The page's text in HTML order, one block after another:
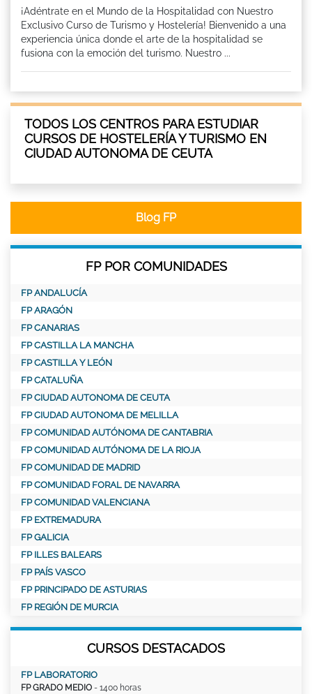
¡Adéntrate en el Mundo de la Hospitalidad con Nuestro
Exclusivo Curso de Turismo y Hostelería! Bienvenido a una
experiencia única donde el arte de la hospitalidad se
fusiona con la emoción del turismo. Nuestro ...
TODOS LOS CENTROS PARA ESTUDIAR
CURSOS DE HOSTELERÍA Y TURISMO EN
CIUDAD AUTONOMA DE CEUTA
Blog FP
FP POR COMUNIDADES
FP ANDALUCÍA
FP ARAGÓN
FP CANARIAS
FP CASTILLA LA MANCHA
FP CASTILLA Y LEÓN
FP CATALUÑA
FP CIUDAD AUTONOMA DE CEUTA
FP CIUDAD AUTONOMA DE MELILLA
FP COMUNIDAD AUTÓNOMA DE CANTABRIA
FP COMUNIDAD AUTÓNOMA DE LA RIOJA
FP COMUNIDAD DE MADRID
FP COMUNIDAD FORAL DE NAVARRA
FP COMUNIDAD VALENCIANA
FP EXTREMADURA
FP GALICIA
FP ILLES BALEARS
FP PAÍS VASCO
FP PRINCIPADO DE ASTURIAS
FP REGIÓN DE MURCIA
CURSOS DESTACADOS
FP LABORATORIO
FP GRADO MEDIO - 1400 horas